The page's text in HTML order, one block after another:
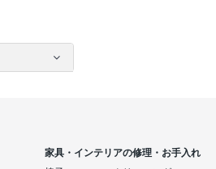
家具・インテリアの修理・お手入れ